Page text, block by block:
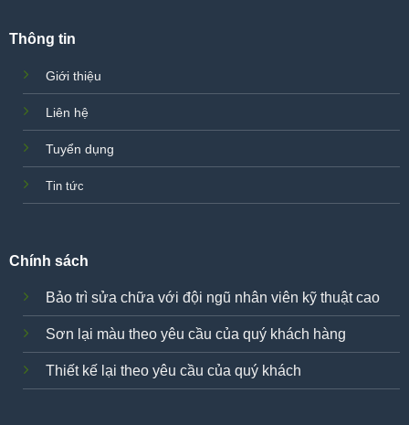
Thông tin
Giới thiệu
Liên hệ
Tuyển dụng
Tin tức
Chính sách
Bảo trì sửa chữa với đội ngũ nhân viên kỹ thuật cao
Sơn lại màu theo yêu cầu của quý khách hàng
Thiết kế lại theo yêu cầu của quý khách